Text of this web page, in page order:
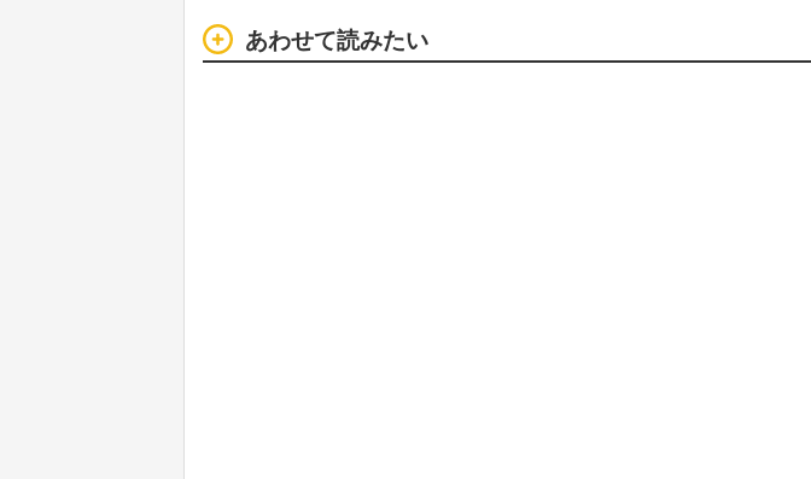
あわせて読みたい